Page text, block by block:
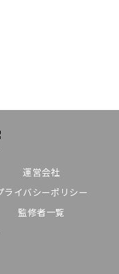
運営会社
ライバシーポリシー
監修者一覧